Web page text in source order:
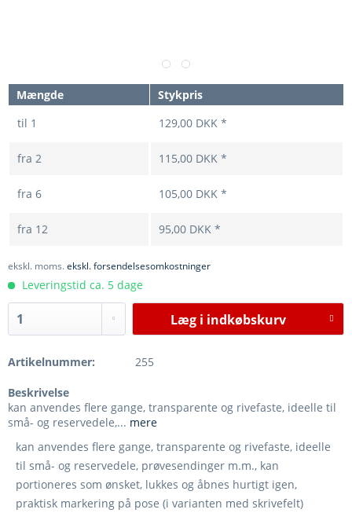
Mængde
Stykpris
til 1 129,00 DKK *
fra 2 115,00 DKK *
fra 6 105,00 DKK *
fra 12 95,00 DKK *
ekskl. moms.ekskl. forsendelsesomkostninger
Leveringstid ca. 5 dage
Læg i indkøbskurv
Artikelnummer: 255
Beskrivelse
kan anvendes flere gange, transparente og rivefaste, ideelle til
små- og reservedele,... mere
kan anvendes flere gange, transparente og rivefaste, ideelle
til små- og reservedele, prøvesendinger m.m., kan
portioneres som ønsket, lukkes og åbnes hurtigt igen,
praktisk markering på pose (i varianten med skrivefelt)